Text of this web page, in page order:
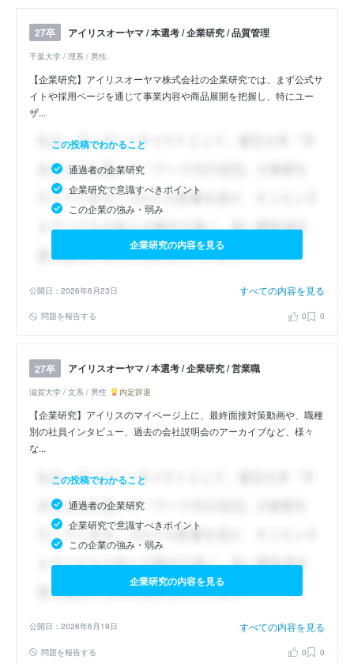
27卒 アイリスオーヤマ / 本選考 / 企業研究 / 品質管理
千葉大学 / 理系 / 男性
【企業研究】アイリスオーヤマ株式会社の企業研究では、まず公式サ
イトや採用ページを通じて事業内容や商品展開を把握し、特にユー
ザ...
この投稿でわかること
通過者の企業研究
企業研究で意識すべきポイント
この企業の強み・弱み
企業研究の内容を見る
公開日：2026年6月23日 すべての内容を見る
問題を報告する 0 0
27卒 アイリスオーヤマ / 本選考 / 企業研究 / 営業職
滋賀大学 / 文系 / 男性 内定辞退
【企業研究】アイリスのマイページ上に、最終面接対策動画や、職種
別の社員インタビュー、過去の会社説明会のアーカイブなど、様々
な...
この投稿でわかること
通過者の企業研究
企業研究で意識すべきポイント
この企業の強み・弱み
企業研究の内容を見る
公開日：2026年6月19日 すべての内容を見る
問題を報告する 0 0